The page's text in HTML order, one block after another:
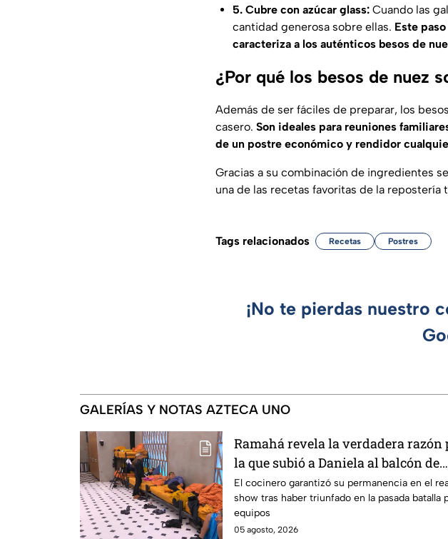
5. Cubre con azúcar glass: Cuando las
cantidad generosa sobre ellas. Este
caracteriza a los auténticos besos de
¿Por qué los besos de nuez
Además de ser fáciles de preparar, los
casero. Son ideales para reuniones
de un postre económico y rendidor
Gracias a su combinación de ingredientes
una de las recetas favoritas de la repostería
Tags relacionados Recetas Postres
¡No te pierdas nuestro
GALERÍAS Y NOTAS AZTECA UNO
Ramahá revela la verdadera razón
la que subió a Daniela al balcón de
MasterChef 24/7
El cocinero garantizó su permanencia en el
show tras haber triunfado en la pasada batalla
equipos
05 agosto, 2026